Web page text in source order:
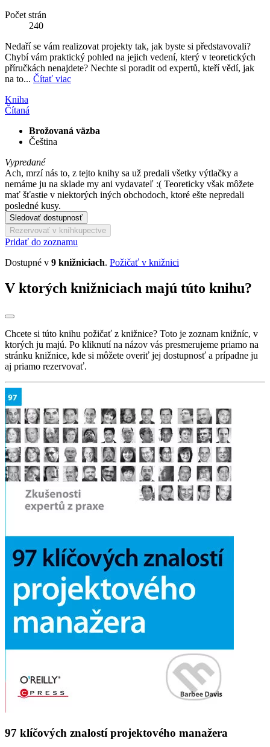
Počet strán
240
Nedaří se vám realizovat projekty tak, jak byste si představovali?
Chybí vám praktický pohled na jejich vedení, který v teoretických
příručkách nenajdete? Nechte si poradit od expertů, kteří vědí, jak
na to... Čítať viac
Kniha
Čítaná
Brožovaná väzba
Čeština
Vypredané
Ach, mrzí nás to, z tejto knihy sa už predali všetky výtlačky a
nemáme ju na sklade my ani vydavateľ :( Teoreticky však môžete
mať šťastie v niektorých iných obchodoch, ktoré ešte nepredali
posledné kusy.
Sledovať dostupnosť
Rezervovať v kníhkupectve
Pridať do zoznamu
Dostupné v 9 knižniciach. Požičať v knižnici
V ktorých knižniciach majú túto knihu?
Chcete si túto knihu požičať z knižnice? Toto je zoznam knižníc, v
ktorých ju majú. Po kliknutí na názov vás presmerujeme priamo na
stránku knižnice, kde si môžete overiť jej dostupnosť a prípadne ju
aj priamo rezervovať.
97 klíčových znalostí projektového manažera